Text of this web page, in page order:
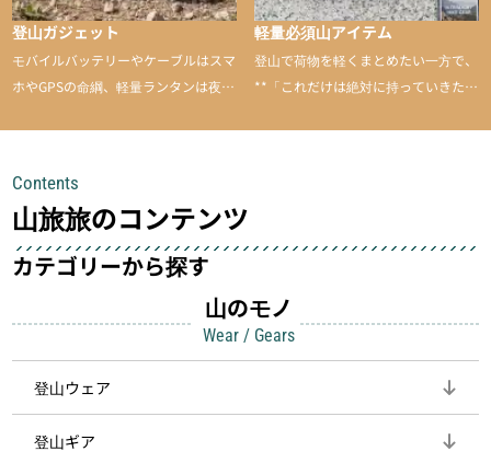
登山ガジェット
モバイルバッテリーやケーブルはスマ
ホやGPSの命綱、軽量ランタンは夜間
して安全にしてくれます
軽量必須山アイテム
登山で荷物を軽くまとめたい一方で、
**「これだけは絶対に持っていきた
Contents
山旅旅のコンテンツ
カテゴリーから探す
山のモノ
Wear / Gears
登山ウェア
登山ギア